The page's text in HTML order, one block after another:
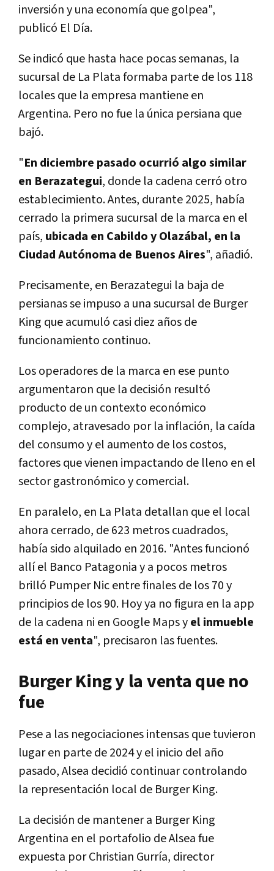
inversión y una economía que golpea",
publicó El Día.
Se indicó que hasta hace pocas semanas, la
sucursal de La Plata formaba parte de los 118
locales que la empresa mantiene en
Argentina. Pero no fue la única persiana que
bajó.
"En diciembre pasado ocurrió algo similar
en Berazategui, donde la cadena cerró otro
establecimiento. Antes, durante 2025, había
cerrado la primera sucursal de la marca en el
país, ubicada en Cabildo y Olazábal, en la
Ciudad Autónoma de Buenos Aires", añadió.
Precisamente, en Berazategui la baja de
persianas se impuso a una sucursal de Burger
King que acumuló casi diez años de
funcionamiento continuo.
Los operadores de la marca en ese punto
argumentaron que la decisión resultó
producto de un contexto económico
complejo, atravesado por la inflación, la caída
del consumo y el aumento de los costos,
factores que vienen impactando de lleno en el
sector gastronómico y comercial.
En paralelo, en La Plata detallan que el local
ahora cerrado, de 623 metros cuadrados,
había sido alquilado en 2016. "Antes funcionó
allí el Banco Patagonia y a pocos metros
brilló Pumper Nic entre finales de los 70 y
principios de los 90. Hoy ya no figura en la app
de la cadena ni en Google Maps yel inmueble
está en venta", precisaron las fuentes.
Burger King y la venta que no
fue
Pese a las negociaciones intensas que tuvieron
lugar en parte de 2024 y el inicio del año
pasado, Alsea decidió continuar controlando
la representación local de Burger King.
La decisión de mantener a Burger King
Argentina en el portafolio de Alsea fue
expuesta por Christian Gurría, director